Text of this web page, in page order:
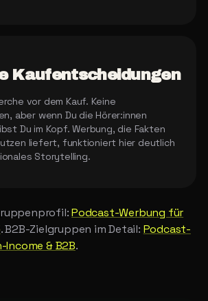
Kaufentscheidungen
vor dem Kauf. Keine
aber wenn Du die Hörer:innen
Du im Kopf. Werbung, die Fakten
liefert, funktioniert hier deutlich
Storytelling.
Podcast-Werbung für
. B2B-Zielgruppen im Detail: Podcast-
& B2B.